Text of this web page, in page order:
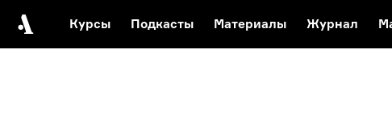
Курсы Подкасты Материалы Журнал